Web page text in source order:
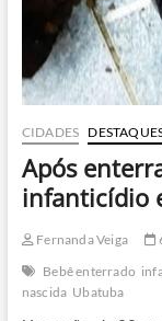
CIDADES
Após
infanticídio
Fernanda Veiga
Bebê enterrado
nascida Ubatuba